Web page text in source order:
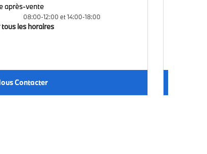
après-vente
08:00-12:00 et 14:00-18:00
tous les horaires
Contacter